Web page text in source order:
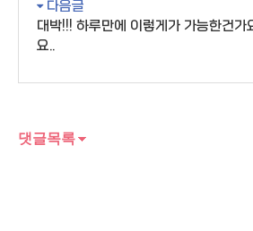
다음글
대박!!! 하루만에 이렇게가 가능한건가
요..
댓글목록